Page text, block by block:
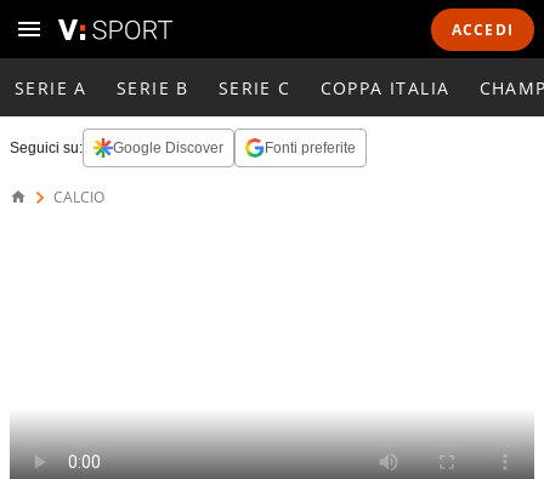
ACCEDI
SERIE A SERIE B SERIE C COPPA ITALIA
Seguici su: Google Discover Fonti preferite
CALCIO